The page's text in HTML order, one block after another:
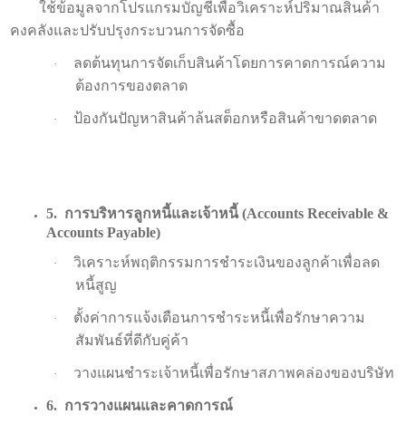
ใช้ข้อมูลจากโปรแกรมบัญชีเพื่อวิเคราะห์ปริมาณสินค้า
คงคลังและปรับปรุงกระบวนการจัดซื้อ
·
ลดต้นทุนการจัดเก็บสินค้าโดยการคาดการณ์ความ
ต้องการของตลาด
· ป้องกันปัญหาสินค้าล้นสต็อกหรือสินค้าขาดตลาด
5. การบริหารลูกหนี้และเจ้าหนี้ (Accounts Receivable &
Accounts Payable)
·
วิเคราะห์พฤติกรรมการชำระเงินของลูกค้าเพื่อลด
หนี้สูญ
·
ตั้งค่าการแจ้งเตือนการชำระหนี้เพื่อรักษาความ
สัมพันธ์ที่ดีกับคู่ค้า
· วางแผนชำระเจ้าหนี้เพื่อรักษาสภาพคล่องของบริษัท
6. การวางแผนและคาดการณ์